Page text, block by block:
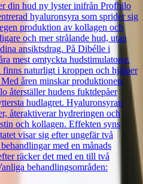
din hud ny lyster inifrån Profhilo
hyaluronsyra som sprider sig
produktion av kollagen och
och mer strålande hud, utan
ansiktsdrag. På Dibélle i
mest omtyckta hudstimulatorer.
naturligt i kroppen och hjälper
åren minskar produktionen,
återställer hudens fuktdepåer
hudlagret. Hyaluronsyran
återaktiverar hydreringen och
och kollagen. Effekten syns
visar sig efter ungefär två
med en månads
räcker det med en till två
behandlingsområden: